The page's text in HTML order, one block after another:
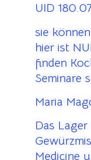
UID
sie
hier ist
finden
Seminare
Maria
Das Lager
Medicine